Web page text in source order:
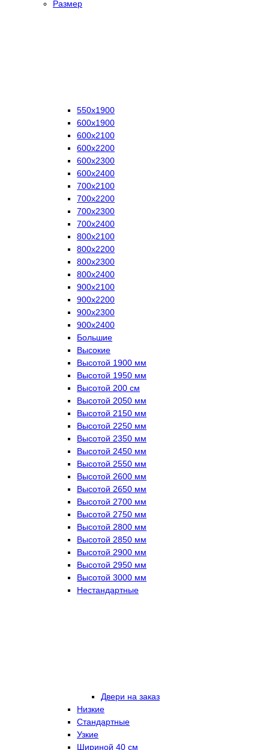
Размер
550х1900
600х1900
600х2100
600х2200
600х2300
600х2400
700х2100
700х2200
700х2300
700х2400
800х2100
800х2200
800х2300
800х2400
900х2100
900х2200
900х2300
900х2400
Большие
Высокие
Высотой 1900 мм
Высотой 1950 мм
Высотой 200 см
Высотой 2050 мм
Высотой 2150 мм
Высотой 2250 мм
Высотой 2350 мм
Высотой 2450 мм
Высотой 2550 мм
Высотой 2600 мм
Высотой 2650 мм
Высотой 2700 мм
Высотой 2750 мм
Высотой 2800 мм
Высотой 2850 мм
Высотой 2900 мм
Высотой 2950 мм
Высотой 3000 мм
Нестандартные
Двери на заказ
Низкие
Стандартные
Узкие
Шириной 40 см